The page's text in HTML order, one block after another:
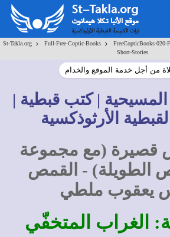
St-Takla.org > Full-Free-Coptic-Books > FreeCopticBooks-020-
Short-Stories
من أجل خدمة الموقع والخدام
المسيحية | كتب قبطية |
الأرثوذكسية
(مع مجموعة
الطويلة) - القمص
يعقوب ملطي
الغراب المتخفّي